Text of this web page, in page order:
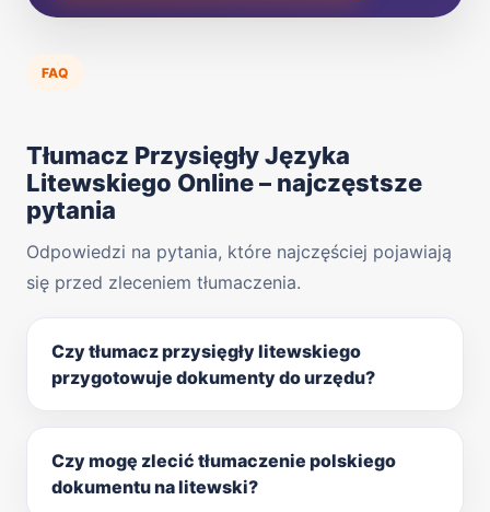
FAQ
Tłumacz Przysięgły Języka
Litewskiego Online – najczęstsze
pytania
Odpowiedzi na pytania, które najczęściej pojawiają
się przed zleceniem tłumaczenia.
Czy tłumacz przysięgły litewskiego
przygotowuje dokumenty do urzędu?
Czy mogę zlecić tłumaczenie polskiego
dokumentu na litewski?